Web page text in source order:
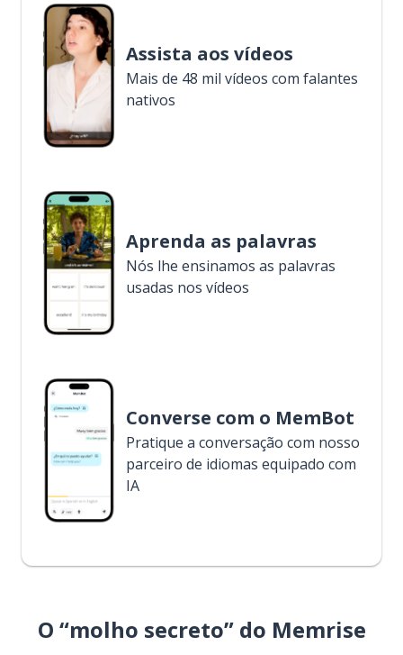
Assista aos vídeos
Mais de 48 mil vídeos com falantes
nativos
Aprenda as palavras
Nós lhe ensinamos as palavras
usadas nos vídeos
Converse com o MemBot
Pratique a conversação com nosso
parceiro de idiomas equipado com
IA
O “molho secreto” do Memrise